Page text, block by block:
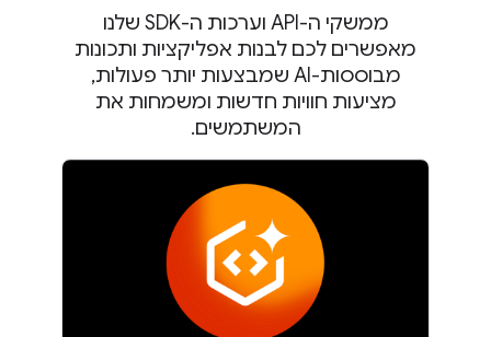
ממשקי ה-API וערכות ה-SDK שלנו
מאפשרים לכם לבנות אפליקציות ותכונות
מבוססות-AI שמבצעות יותר פעולות,
מציעות חוויות חדשות ומשמחות את
המשתמשים.